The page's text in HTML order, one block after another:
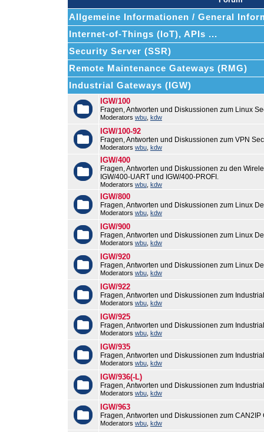
Allgemeine Informationen / General
Internet-of-Things (IoT), APIs ...
Security Server (SSR)
Remote Maintenance Gateways (RMG)
Industrial Gateways (IGW)
IGW/100
Fragen, Antworten und Diskussionen zum Linux
Moderators wbu kdw
IGW/100-92
Fragen, Antworten und Diskussionen zum VPN
Moderators wbu kdw
IGW/400
Fragen, Antworten und Diskussionen zu den
IGW/400-UART und IGW/400-PROFI.
Moderators wbu kdw
IGW/800
Fragen, Antworten und Diskussionen zum Linux
Moderators wbu kdw
IGW/900
Fragen, Antworten und Diskussionen zum Linux
Moderators wbu kdw
IGW/920
Fragen, Antworten und Diskussionen zum Linux
Moderators wbu kdw
IGW/922
Fragen, Antworten und Diskussionen zum
Moderators wbu kdw
IGW/925
Fragen, Antworten und Diskussionen zum
Moderators wbu kdw
IGW/935
Fragen, Antworten und Diskussionen zum
Moderators wbu kdw
IGW/936(-L)
Fragen, Antworten und Diskussionen zum
Moderators wbu kdw
IGW/963
Fragen, Antworten und Diskussionen zum CAN2IP
Moderators wbu kdw